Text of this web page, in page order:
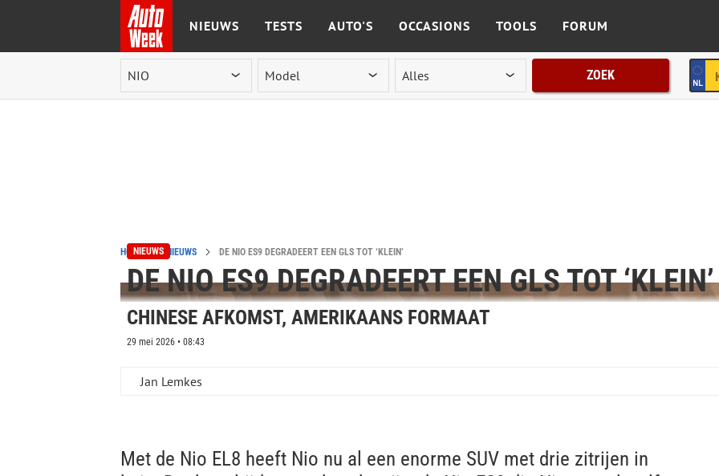
Ga naar de inhoud
NIEUWS TESTS AUTO'S OCCASIONS TOOLS FORUM
ZOEK
HOME NIEUWS DE NIO ES9 DEGRADEERT EEN GLS TOT ‘KLEIN’
NIEUWS
DE NIO ES9 DEGRADEERT EEN GLS TOT ‘KLEIN’
CHINESE AFKOMST, AMERIKAANS FORMAAT
29 mei 2026 • 08:43
Jan Lemkes
Met de Nio EL8 heeft Nio nu al een enorme SUV met drie zitrijen in